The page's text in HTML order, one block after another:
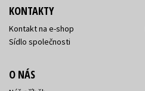
KONTAKTY
Kontakt na e-shop
Sídlo společnosti
O NÁS